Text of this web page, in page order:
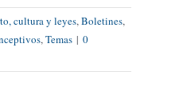
cultura y leyes, Boletines,
, Temas | 0